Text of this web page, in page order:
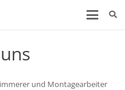
und Montagearbeiter